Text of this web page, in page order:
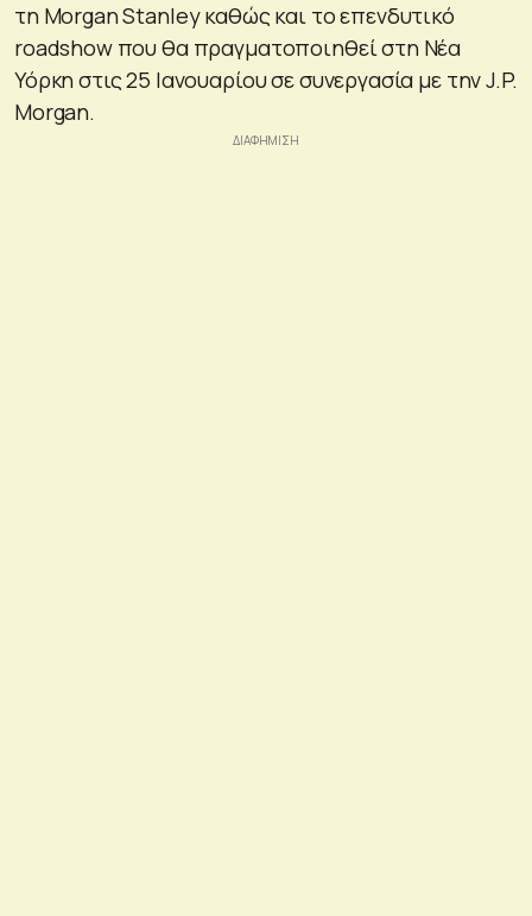
τη Morgan Stanley καθώς και το επενδυτικό
roadshow που θα πραγματοποιηθεί στη Νέα
Υόρκη στις 25 Ιανουαρίου σε συνεργασία με την J.P.
Morgan.